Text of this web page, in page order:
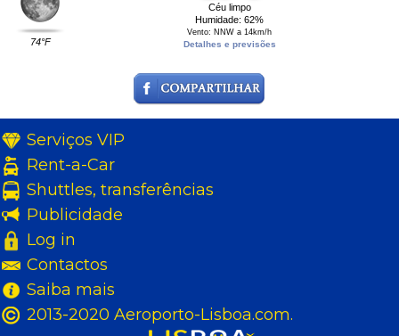
74°F
Céu limpo
Humidade: 62%
Vento: NNW a 14km/h
Detalhes e previsões
Serviços VIP
Rent-a-Car
Shuttles, transferências
Publicidade
Log in
Contactos
Saiba mais
2013-2020 Aeroporto-Lisboa.com.